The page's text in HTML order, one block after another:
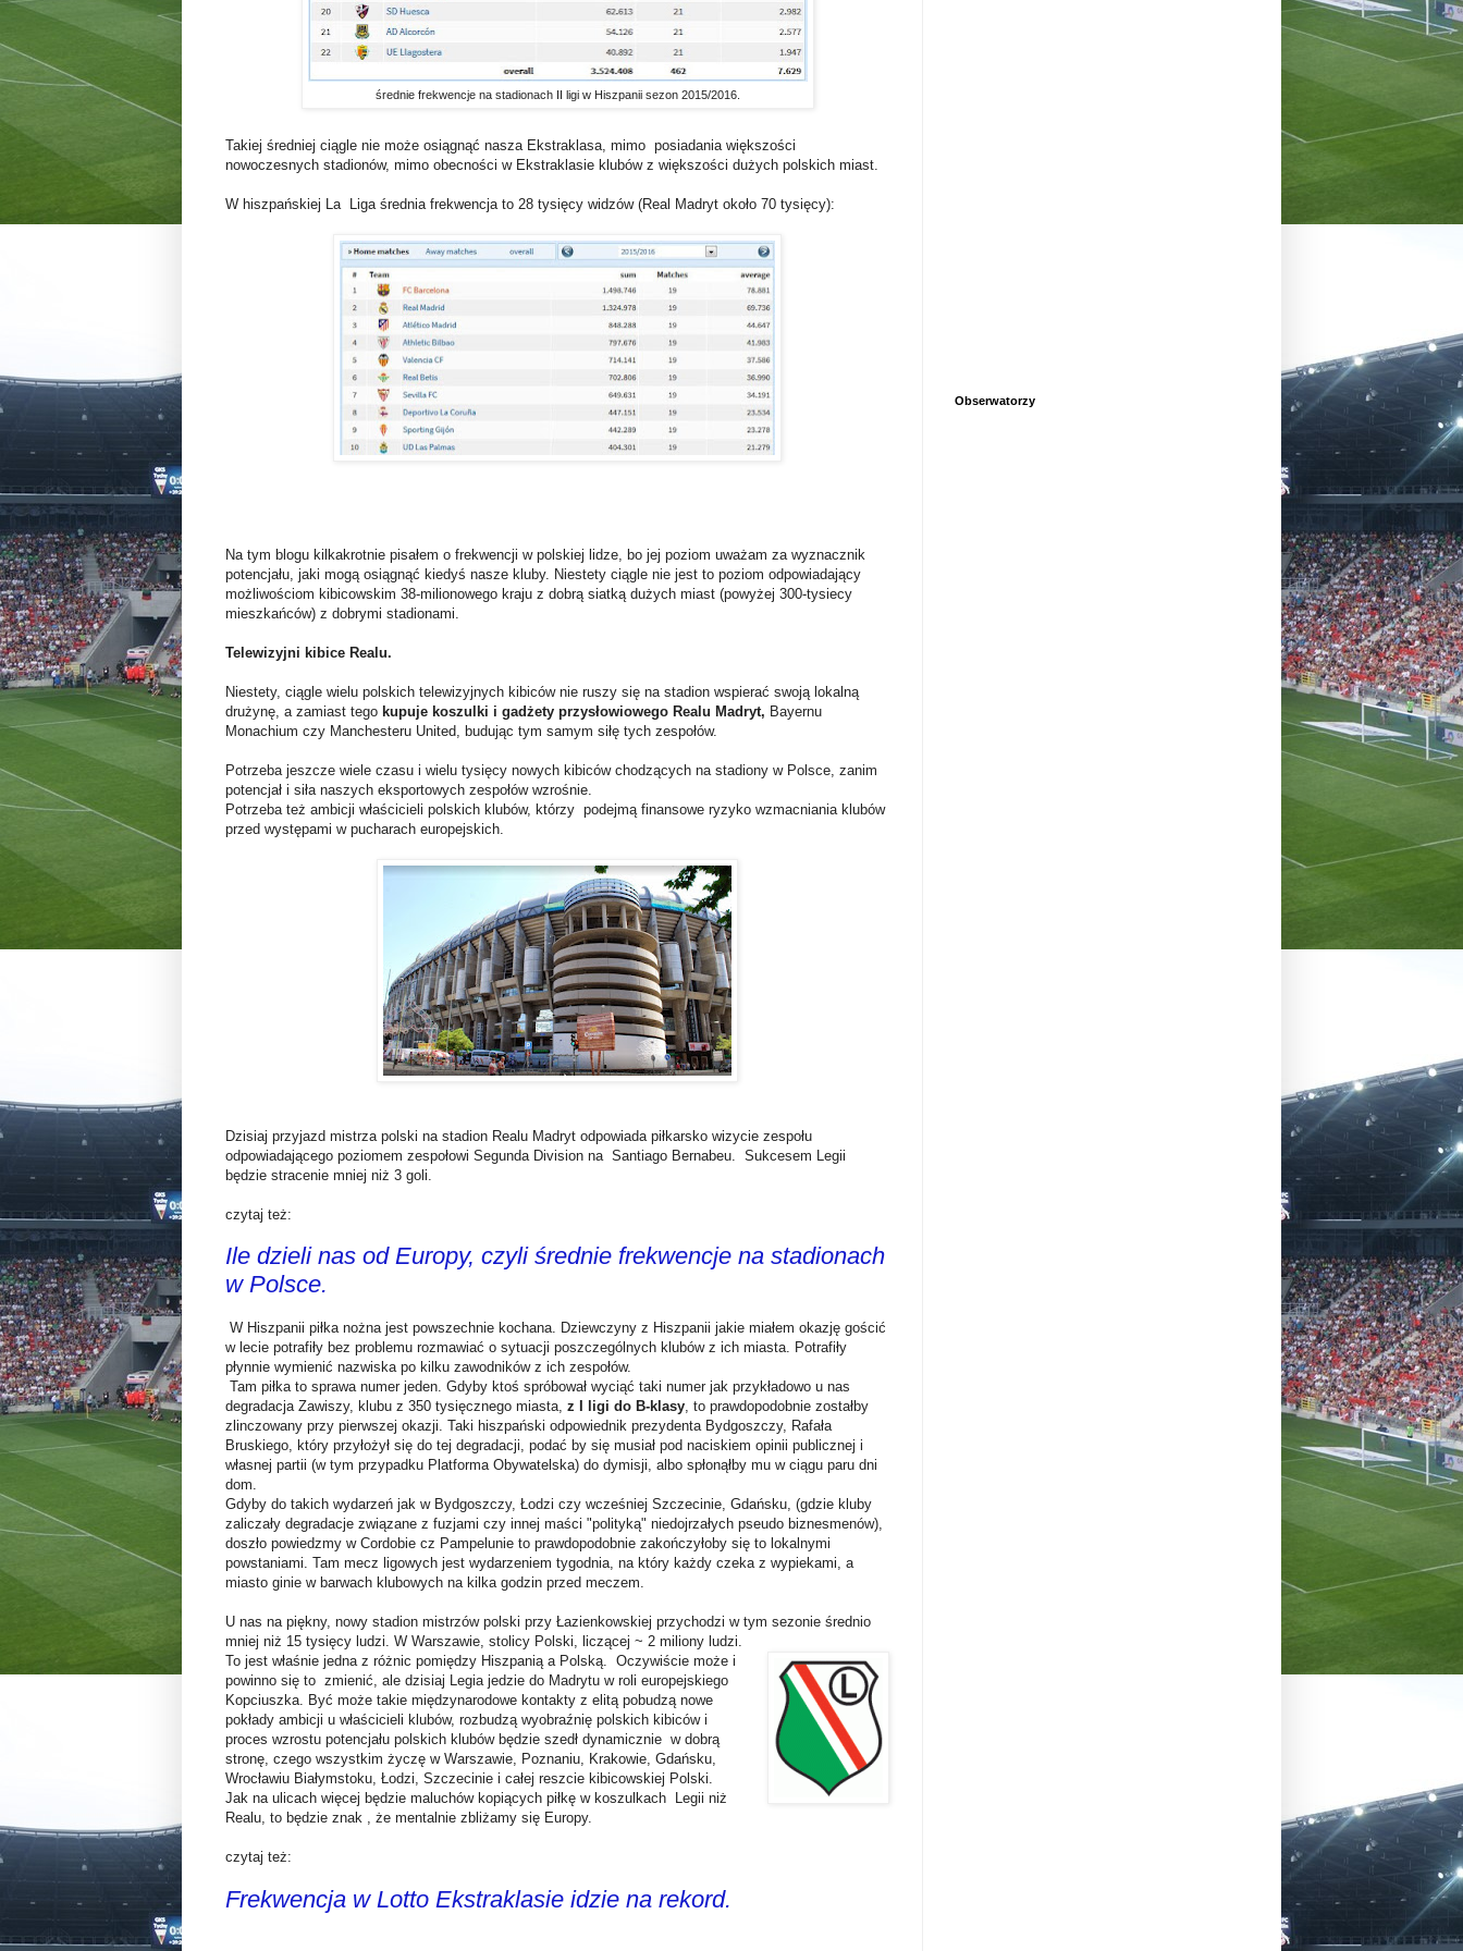
średnie frekwencje na stadionach II ligi w Hiszpanii sezon 2015/2016.
Takiej średniej ciągle nie może osiągnąć nasza Ekstraklasa, mimo posiadania większości
nowoczesnych stadionów, mimo obecności w Ekstraklasie klubów z większości dużych polskich miast.
W hiszpańskiej La Liga średnia frekwencja to 28 tysięcy widzów (Real Madryt około 70 tysięcy):
Na tym blogu kilkakrotnie pisałem o frekwencji w polskiej lidze, bo jej poziom uważam za wyznacznik
potencjału, jaki mogą osiągnąć kiedyś nasze kluby. Niestety ciągle nie jest to poziom odpowiadający
możliwościom kibicowskim 38-milionowego kraju z dobrą siatką dużych miast (powyżej 300-tysiecy
mieszkańców) z dobrymi stadionami.
Telewizyjni kibice Realu.
Niestety, ciągle wielu polskich telewizyjnych kibiców nie ruszy się na stadion wspierać swoją lokalną
drużynę, a zamiast tego kupuje koszulki i gadżety przysłowiowego Realu Madryt, Bayernu
Monachium czy Manchesteru United, budując tym samym siłę tych zespołów.
Potrzeba jeszcze wiele czasu i wielu tysięcy nowych kibiców chodzących na stadiony w Polsce, zanim
potencjał i siła naszych eksportowych zespołów wzrośnie.
Potrzeba też ambicji właścicieli polskich klubów, którzy podejmą finansowe ryzyko wzmacniania klubów
przed występami w pucharach europejskich.
Dzisiaj przyjazd mistrza polski na stadion Realu Madryt odpowiada piłkarsko wizycie zespołu
odpowiadającego poziomem zespołowi Segunda Division na Santiago Bernabeu. Sukcesem Legii
będzie stracenie mniej niż 3 goli.
czytaj też:
Ile dzieli nas od Europy, czyli średnie frekwencje na stadionach
w Polsce.
W Hiszpanii piłka nożna jest powszechnie kochana. Dziewczyny z Hiszpanii jakie miałem okazję gościć
w lecie potrafiły bez problemu rozmawiać o sytuacji poszczególnych klubów z ich miasta. Potrafiły
płynnie wymienić nazwiska po kilku zawodników z ich zespołów.
Tam piłka to sprawa numer jeden. Gdyby ktoś spróbował wyciąć taki numer jak przykładowo u nas
degradacja Zawiszy, klubu z 350 tysięcznego miasta, z I ligi do B-klasy, to prawdopodobnie zostałby
zlinczowany przy pierwszej okazji. Taki hiszpański odpowiednik prezydenta Bydgoszczy, Rafała
Bruskiego, który przyłożył się do tej degradacji, podać by się musiał pod naciskiem opinii publicznej i
własnej partii (w tym przypadku Platforma Obywatelska) do dymisji, albo spłonąłby mu w ciągu paru dni
dom.
Gdyby do takich wydarzeń jak w Bydgoszczy, Łodzi czy wcześniej Szczecinie, Gdańsku, (gdzie kluby
zaliczały degradacje związane z fuzjami czy innej maści "polityką" niedojrzałych pseudo biznesmenów),
doszło powiedzmy w Cordobie cz Pampelunie to prawdopodobnie zakończyłoby się to lokalnymi
powstaniami. Tam mecz ligowych jest wydarzeniem tygodnia, na który każdy czeka z wypiekami, a
miasto ginie w barwach klubowych na kilka godzin przed meczem.
U nas na piękny, nowy stadion mistrzów polski przy Łazienkowskiej przychodzi w tym sezonie średnio
mniej niż 15 tysięcy ludzi. W Warszawie, stolicy Polski, liczącej ~ 2 miliony ludzi.
To jest właśnie jedna z różnic pomiędzy Hiszpanią a Polską. Oczywiście może i
powinno się to zmienić, ale dzisiaj Legia jedzie do Madrytu w roli europejskiego
Kopciuszka. Być może takie międzynarodowe kontakty z elitą pobudzą nowe
pokłady ambicji u właścicieli klubów, rozbudzą wyobraźnię polskich kibiców i
proces wzrostu potencjału polskich klubów będzie szedł dynamicznie w dobrą
stronę, czego wszystkim życzę w Warszawie, Poznaniu, Krakowie, Gdańsku,
Wrocławiu Białymstoku, Łodzi, Szczecinie i całej reszcie kibicowskiej Polski.
Jak na ulicach więcej będzie maluchów kopiących piłkę w koszulkach Legii niż
Realu, to będzie znak , że mentalnie zbliżamy się Europy.
czytaj też:
Frekwencja w Lotto Ekstraklasie idzie na rekord.
Obserwatorzy